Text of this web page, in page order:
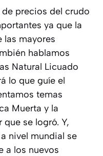
precios del crudo
ya que la
las mayores
hablamos
Natural Licuado
lo que guíe el
temas
Muerta y la
se logró. Y,
nivel mundial se
a los nuevos